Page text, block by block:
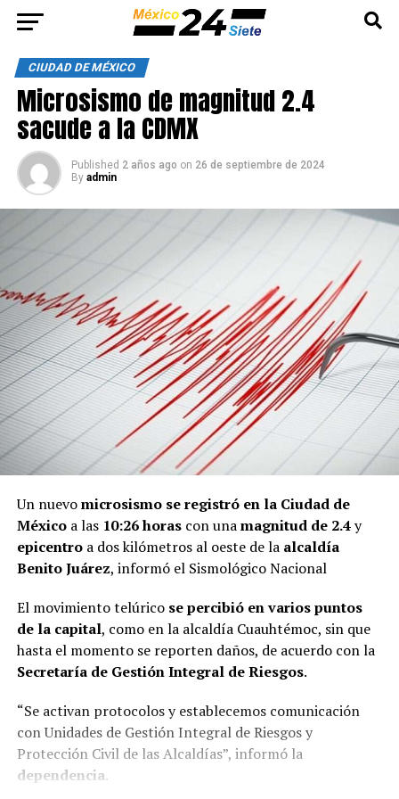
CIUDAD DE MÉXICO
Microsismo de magnitud 2.4
sacude a la CDMX
Published 2 años ago on 26 de septiembre de 2024
By admin
Un nuevomicrosismo se registró en la Ciudad de
Méxicoa las 10:26 horas con unamagnitud de 2.4y
epicentroa dos kilómetros al oeste de laalcaldía
Benito Juárez, informó el Sismológico Nacional
El movimiento telúrico se percibió en varios puntos
de la capital, como en la alcaldía Cuauhtémoc, sin que
hasta el momento se reporten daños, de acuerdo con la
Secretaría de Gestión Integral de Riesgos.
“Se activan protocolos y establecemos comunicación
con Unidades de Gestión Integral de Riesgos y
Protección Civil de las Alcaldías”, informó la
dependencia.